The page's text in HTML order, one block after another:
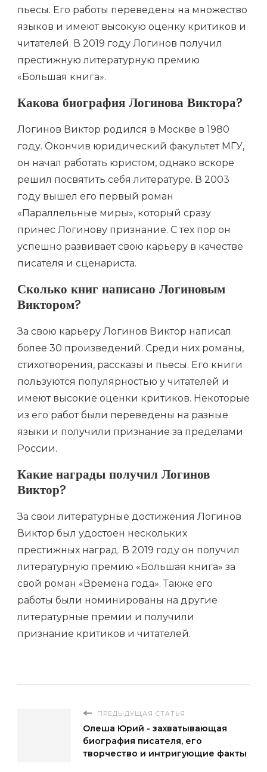
пьесы. Его работы переведены на множество
языков и имеют высокую оценку критиков и
читателей. В 2019 году Логинов получил
престижную литературную премию
«Большая книга».
Какова биография Логинова Виктора?
Логинов Виктор родился в Москве в 1980
году. Окончив юридический факультет МГУ,
он начал работать юристом, однако вскоре
решил посвятить себя литературе. В 2003
году вышел его первый роман
«Параллельные миры», который сразу
принес Логинову признание. С тех пор он
успешно развивает свою карьеру в качестве
писателя и сценариста.
Сколько книг написано Логиновым
Виктором?
За свою карьеру Логинов Виктор написал
более 30 произведений. Среди них романы,
стихотворения, рассказы и пьесы. Его книги
пользуются популярностью у читателей и
имеют высокие оценки критиков. Некоторые
из его работ были переведены на разные
языки и получили признание за пределами
России.
Какие награды получил Логинов
Виктор?
За свои литературные достижения Логинов
Виктор был удостоен нескольких
престижных наград. В 2019 году он получил
литературную премию «Большая книга» за
свой роман «Времена года». Также его
работы были номинированы на другие
литературные премии и получили
признание критиков и читателей.
ПРЕДЫДУЩАЯ СТАТЬЯ
Олеша Юрий - захватывающая
биография писателя, его
творчество и интригующие факты